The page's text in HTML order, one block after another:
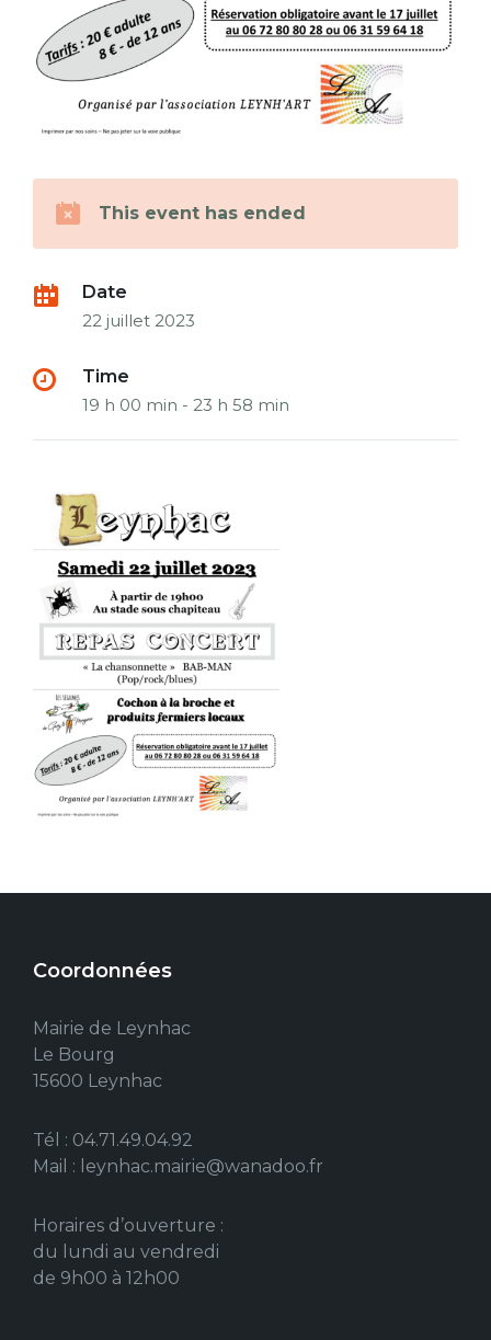
This event has ended
Date
22 juillet 2023
Time
19 h 00 min - 23 h 58 min
Coordonnées
Mairie de Leynhac
Le Bourg
15600 Leynhac
Tél : 04.71.49.04.92
Mail : leynhac.mairie@wanadoo.fr
Horaires d’ouverture :
du lundi au vendredi
de 9h00 à 12h00